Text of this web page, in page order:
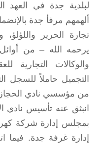
ألهمهم مرفأ جدة
تجارة الحرير
يرحمه الله – من
والوكالات التجارية
انبثق عنه تأسيس نادي
بمجلس إدارة شركة
إدارة غرفة جدة. فيما